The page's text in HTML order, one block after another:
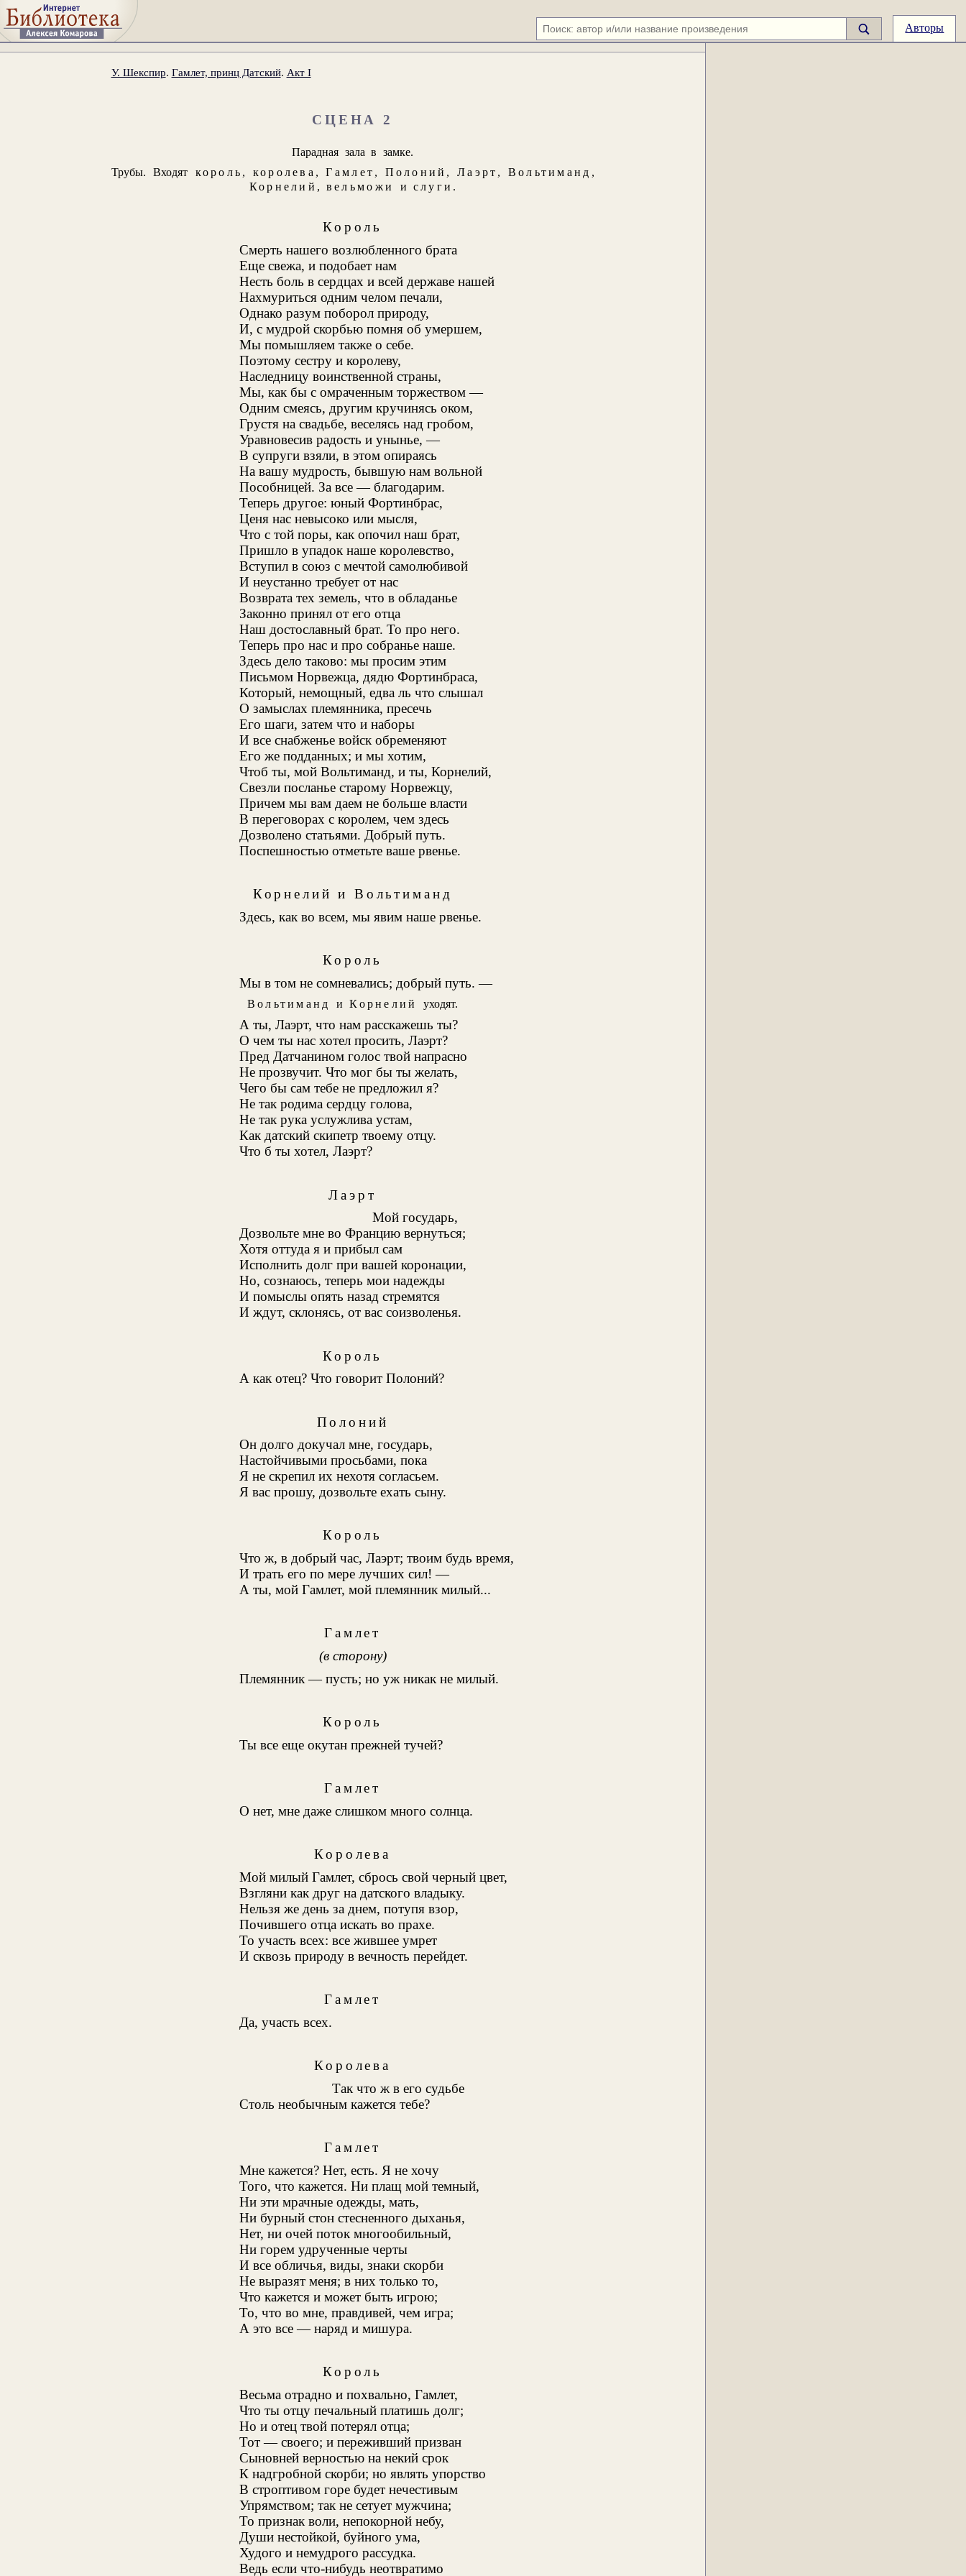
Авторы
У. Шекспир. Гамлет, принц Датский. Акт I
СЦЕНА 2
Парадная зала в замке.
Трубы. Входят король , королева ,Гамлет , Полоний , Лаэрт , Вольтиманд ,
Корнелий , вельможи и слуги .
Король
Смерть нашего возлюбленного брата
Еще свежа, и подобает нам
Несть боль в сердцах и всей державе нашей
Нахмуриться одним челом печали,
Однако разум поборол природу,
И, с мудрой скорбью помня об умершем,
Мы помышляем также о себе.
Поэтому сестру и королеву,
Наследницу воинственной страны,
Мы, как бы с омраченным торжеством —
Одним смеясь, другим кручинясь оком,
Грустя на свадьбе, веселясь над гробом,
Уравновесив радость и унынье, —
В супруги взяли, в этом опираясь
На вашу мудрость, бывшую нам вольной
Пособницей. За все — благодарим.
Теперь другое: юный Фортинбрас,
Ценя нас невысоко или мысля,
Что с той поры, как опочил наш брат,
Пришло в упадок наше королевство,
Вступил в союз с мечтой самолюбивой
И неустанно требует от нас
Возврата тех земель, что в обладанье
Законно принял от его отца
Наш достославный брат. То про него.
Теперь про нас и про собранье наше.
Здесь дело таково: мы просим этим
Письмом Норвежца, дядю Фортинбраса,
Который, немощный, едва ль что слышал
О замыслах племянника, пресечь
Его шаги, затем что и наборы
И все снабженье войск обременяют
Его же подданных; и мы хотим,
Чтоб ты, мой Вольтиманд, и ты, Корнелий,
Свезли посланье старому Норвежцу,
Причем мы вам даем не больше власти
В переговорах с королем, чем здесь
Дозволено статьями. Добрый путь.
Поспешностью отметьте ваше рвенье.
Корнелий и Вольтиманд
Здесь, как во всем, мы явим наше рвенье.
Король
Мы в том не сомневались; добрый путь. —
Вольтиманд иКорнелий уходят.
А ты, Лаэрт, что нам расскажешь ты?
О чем ты нас хотел просить, Лаэрт?
Пред Датчанином голос твой напрасно
Не прозвучит. Что мог бы ты желать,
Чего бы сам тебе не предложил я?
Не так родима сердцу голова,
Не так рука услужлива устам,
Как датский скипетр твоему отцу.
Что б ты хотел, Лаэрт?
Лаэрт
Мой государь,
Дозвольте мне во Францию вернуться;
Хотя оттуда я и прибыл сам
Исполнить долг при вашей коронации,
Но, сознаюсь, теперь мои надежды
И помыслы опять назад стремятся
И ждут, склонясь, от вас соизволенья.
Король
А как отец? Что говорит Полоний?
Полоний
Он долго докучал мне, государь,
Настойчивыми просьбами, пока
Я не скрепил их нехотя согласьем.
Я вас прошу, дозвольте ехать сыну.
Король
Что ж, в добрый час, Лаэрт; твоим будь время,
И трать его по мере лучших сил! —
А ты, мой Гамлет, мой племянник милый...
Гамлет
(в сторону)
Племянник — пусть; но уж никак не милый.
Король
Ты все еще окутан прежней тучей?
Гамлет
О нет, мне даже слишком много солнца.
Королева
Мой милый Гамлет, сбрось свой черный цвет,
Взгляни как друг на датского владыку.
Нельзя же день за днем, потупя взор,
Почившего отца искать во прахе.
То участь всех: все жившее умрет
И сквозь природу в вечность перейдет.
Гамлет
Да, участь всех.
Королева
Так что ж в его судьбе
Столь необычным кажется тебе?
Гамлет
Мне кажется? Нет, есть. Я не хочу
Того, что кажется. Ни плащ мой темный,
Ни эти мрачные одежды, мать,
Ни бурный стон стесненного дыханья,
Нет, ни очей поток многообильный,
Ни горем удрученные черты
И все обличья, виды, знаки скорби
Не выразят меня; в них только то,
Что кажется и может быть игрою;
То, что во мне, правдивей, чем игра;
А это все — наряд и мишура.
Король
Весьма отрадно и похвально, Гамлет,
Что ты отцу печальный платишь долг;
Но и отец твой потерял отца;
Тот — своего; и переживший призван
Сыновней верностью на некий срок
К надгробной скорби; но являть упорство
В строптивом горе будет нечестивым
Упрямством; так не сетует мужчина;
То признак воли, непокорной небу,
Души нестойкой, буйного ума,
Худого и немудрого рассудка.
Ведь если что-нибудь неотвратимо